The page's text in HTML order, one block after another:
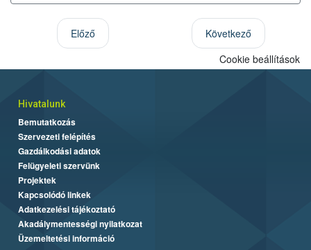
Előző
Következő
Cookie beállítások
Hivatalunk
Bemutatkozás
Szervezeti felépítés
Gazdálkodási adatok
Felügyeleti szervünk
Projektek
Kapcsolódó linkek
Adatkezelési tájékoztató
Akadálymentességi nyilatkozat
Üzemeltetési információ